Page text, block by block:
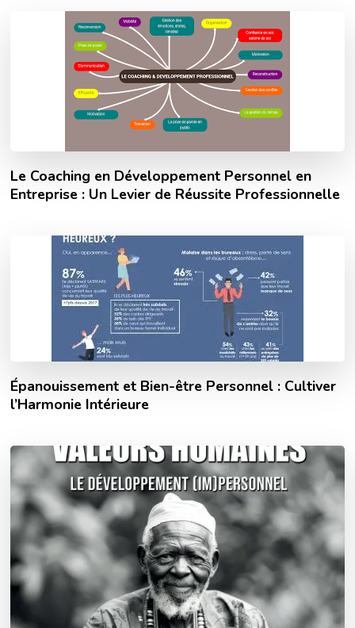
Le Coaching en Développement Personnel en
Entreprise : Un Levier de Réussite Professionnelle
Épanouissement et Bien-être Personnel : Cultiver
l’Harmonie Intérieure